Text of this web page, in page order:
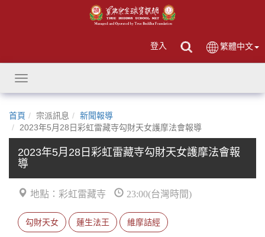
登入 繁體中文
Toggle
navigation
首頁 宗派訊息
新聞報導
2023年5月28日彩虹雷藏寺勾財天女護摩法會報導
2023年5月28日彩虹雷藏寺勾財天女護摩法會報
導
地點：彩虹雷藏寺 23:00(台灣時間)
勾財天女 蓮生法王 維摩詰經